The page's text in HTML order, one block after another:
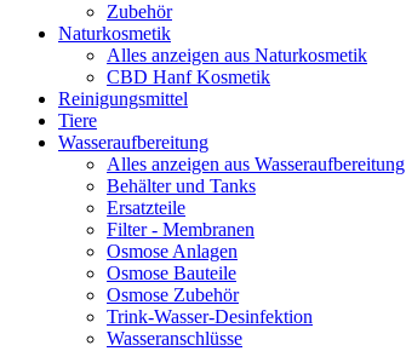
Zubehör
Naturkosmetik
Alles anzeigen aus Naturkosmetik
CBD Hanf Kosmetik
Reinigungsmittel
Tiere
Wasseraufbereitung
Alles anzeigen aus Wasseraufbereitung
Behälter und Tanks
Ersatzteile
Filter - Membranen
Osmose Anlagen
Osmose Bauteile
Osmose Zubehör
Trink-Wasser-Desinfektion
Wasseranschlüsse